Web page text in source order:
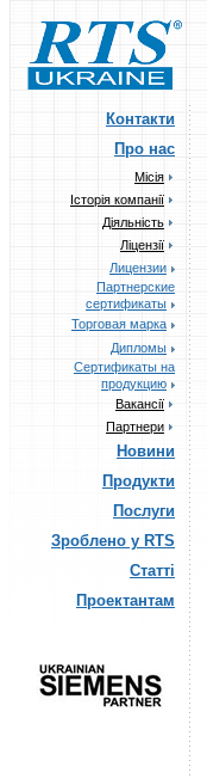
Контакти
Про нас
Місія
Історія компанії
Діяльність
Ліцензії
Лицензии
Партнерские
сертификаты
Торговая марка
Дипломы
Сертификаты на
продукцию
Вакансії
Партнери
Новини
Продукти
Послуги
Зроблено у RTS
Статті
Проектантам